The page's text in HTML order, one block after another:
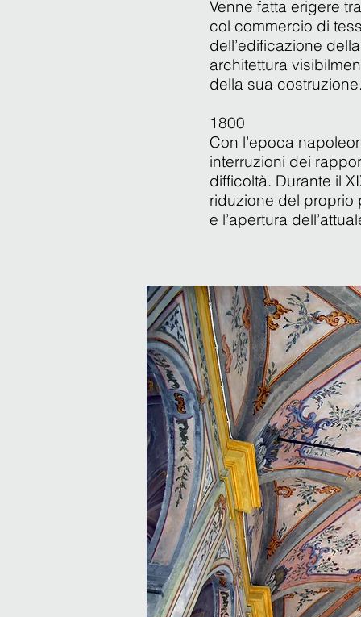
Venne fatta erigere
col commercio di
dell’edificazione
architettura
della sua
1800
Con l’epoca
interruzioni dei
difficoltà. Durante il
riduzione del proprio
e l’apertura